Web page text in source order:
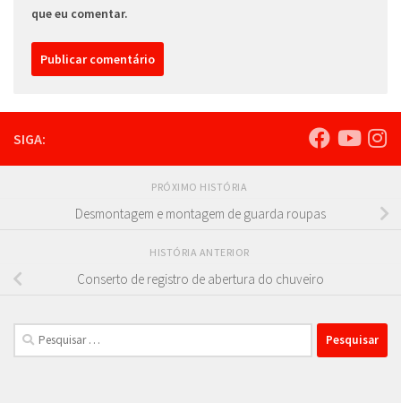
que eu comentar.
SIGA:
PRÓXIMO HISTÓRIA
Desmontagem e montagem de guarda roupas
HISTÓRIA ANTERIOR
Conserto de registro de abertura do chuveiro
Pesquisar
por: